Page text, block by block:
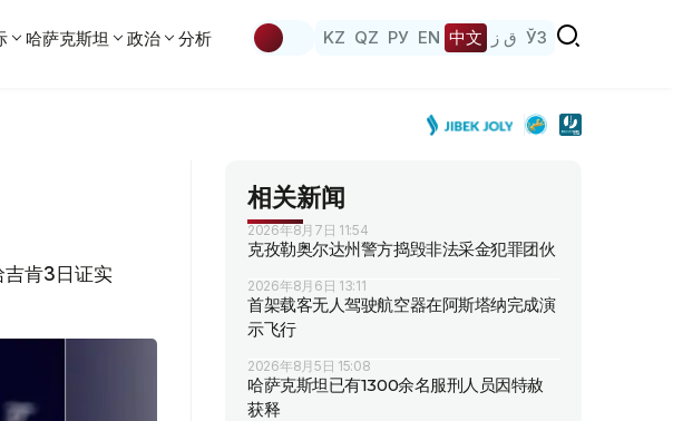
哈萨克斯坦 政治 分析 KZ QZ РУ EN 中文 ق ز ЎЗ
吉肯3日证实
相关新闻
2026年8月7日 11:54
克孜勒奥尔达州警方捣毁非法采金犯罪团伙
2026年8月6日 13:11
首架载客无人驾驶航空器在阿斯塔纳完成演
示飞行
2026年8月5日 15:08
哈萨克斯坦已有1300余名服刑人员因特赦
获释